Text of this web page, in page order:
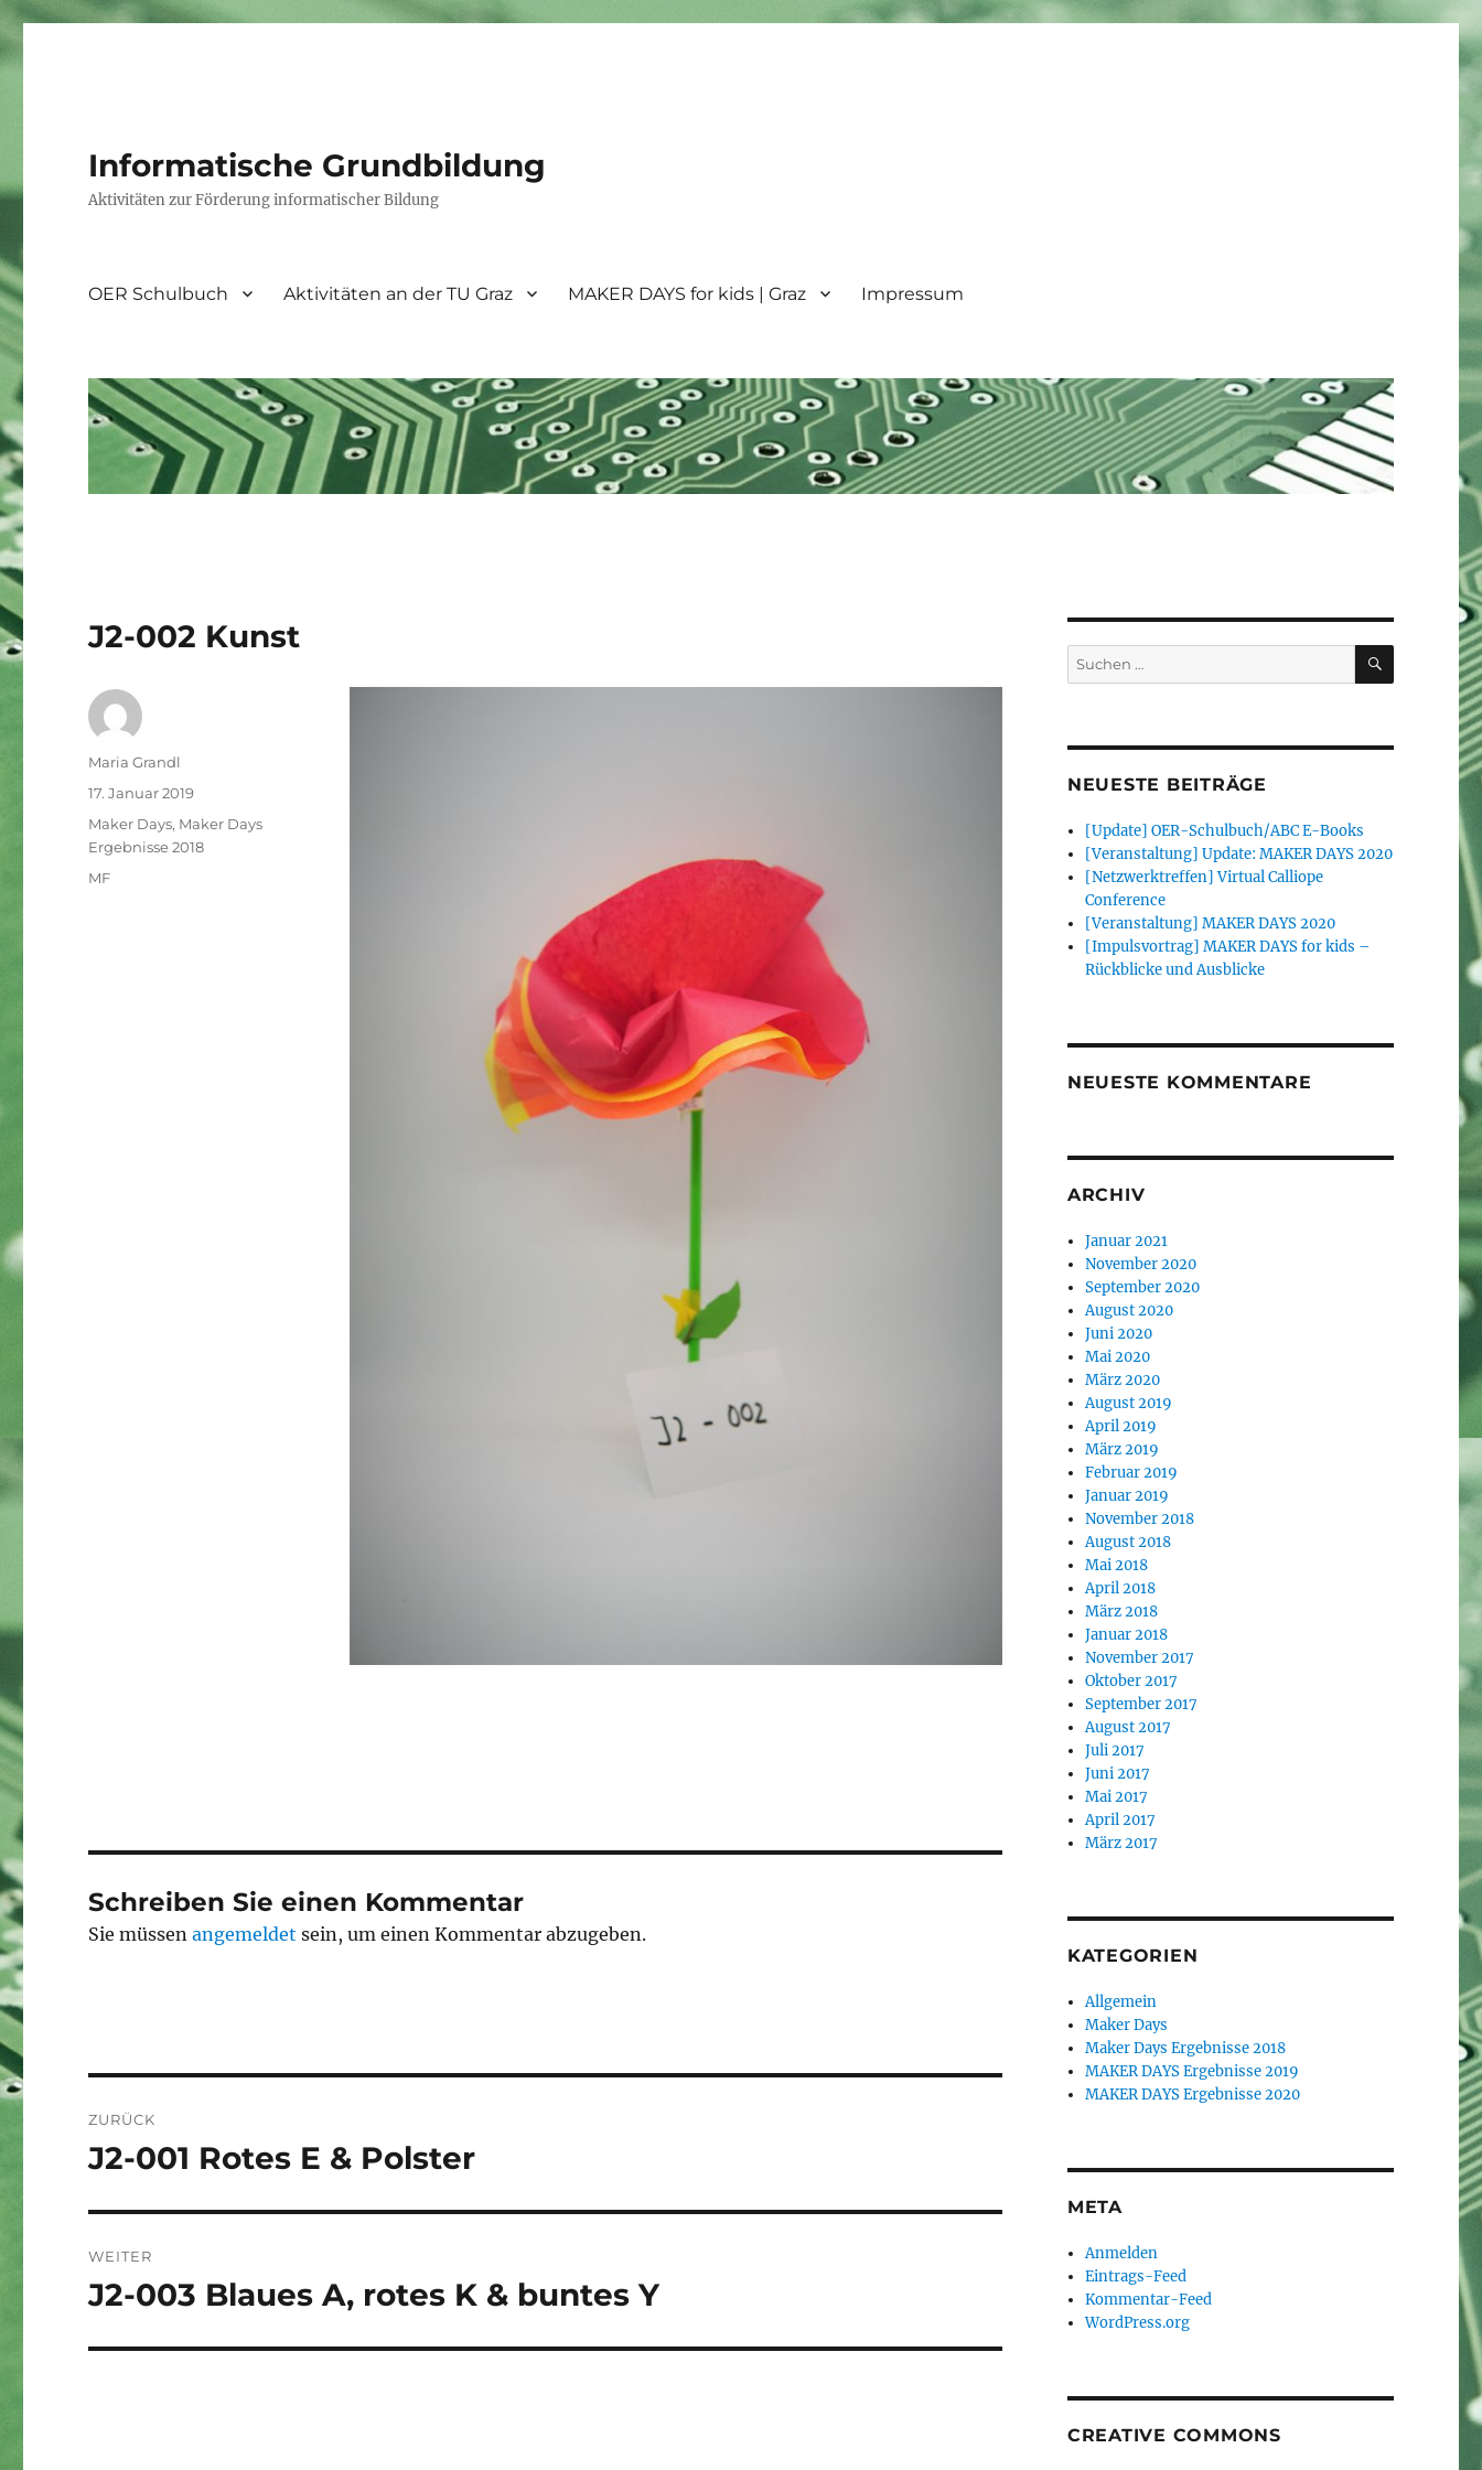
Informatische Grundbildung
Aktivitäten zur Förderung informatischer Bildung
OER Schulbuch Aktivitäten an der TU Graz MAKER DAYS for kids | Graz Impressum
J2-002 Kunst
Autor
Maria Grandl
Veröffentlicht
am
17. Januar 2019
Kategorien
Maker Days, Maker Days
Ergebnisse 2018
Schlagwörter
MF
Schreiben Sie einen Kommentar
Sie müssenangemeldet sein, um einen Kommentar abzugeben.
ZURÜCK
Vorheriger
J2-001 Rotes E & Polster
WEITER
Nächster
J2-003 Blaues A, rotes K & buntes Y
Suchen
nach:
SUCHEN
NEUESTE BEITRÄGE
[Update] OER-Schulbuch/ABC E-Books
[Veranstaltung] Update: MAKER DAYS 2020
[Netzwerktreffen] Virtual Calliope
Conference
[Veranstaltung] MAKER DAYS 2020
[Impulsvortrag] MAKER DAYS for kids –
Rückblicke und Ausblicke
NEUESTE KOMMENTARE
ARCHIV
Januar 2021
November 2020
September 2020
August 2020
Juni 2020
Mai 2020
März 2020
August 2019
April 2019
März 2019
Februar 2019
Januar 2019
November 2018
August 2018
Mai 2018
April 2018
März 2018
Januar 2018
November 2017
Oktober 2017
September 2017
August 2017
Juli 2017
Juni 2017
Mai 2017
April 2017
März 2017
KATEGORIEN
Allgemein
Maker Days
Maker Days Ergebnisse 2018
MAKER DAYS Ergebnisse 2019
MAKER DAYS Ergebnisse 2020
META
Anmelden
Eintrags-Feed
Kommentar-Feed
WordPress.org
CREATIVE COMMONS